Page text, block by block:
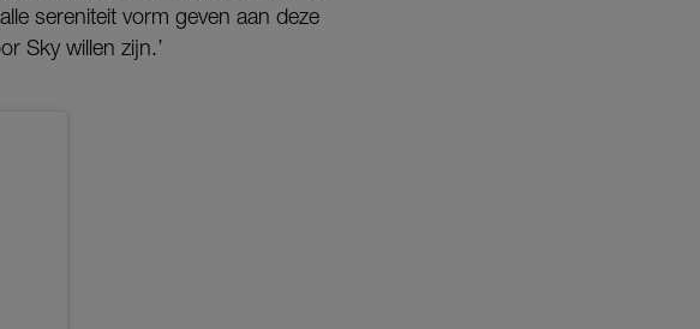
sereniteit vorm geven aan deze
Sky willen zijn.’